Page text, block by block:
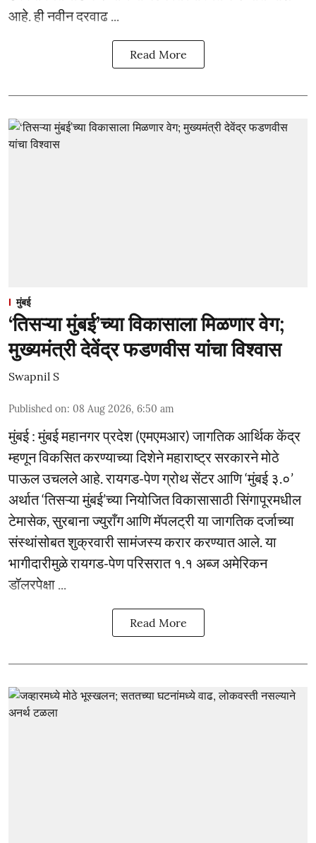
आहे. ही नवीन दरवाढ ...
Read More
मुंबई
‘तिसऱ्या मुंबई’च्या विकासाला मिळणार वेग;
मुख्यमंत्री देवेंद्र फडणवीस यांचा विश्वास
Swapnil S
Published on: 08 Aug 2026, 6:50 am
मुंबई : मुंबई महानगर प्रदेश (एमएमआर) जागतिक आर्थिक केंद्र
म्हणून विकसित करण्याच्या दिशेने महाराष्ट्र सरकारने मोठे
पाऊल उचलले आहे. रायगड-पेण ग्रोथ सेंटर आणि ‘मुंबई ३.०’
अर्थात ‘तिसऱ्या मुंबई’च्या नियोजित विकासासाठी सिंगापूरमधील
टेमासेक, सुरबाना ज्युराँग आणि मॅपलट्री या जागतिक दर्जाच्या
संस्थांसोबत शुक्रवारी सामंजस्य करार करण्यात आले. या
भागीदारीमुळे रायगड-पेण परिसरात १.१ अब्ज अमेरिकन
डॉलरपेक्षा ...
Read More